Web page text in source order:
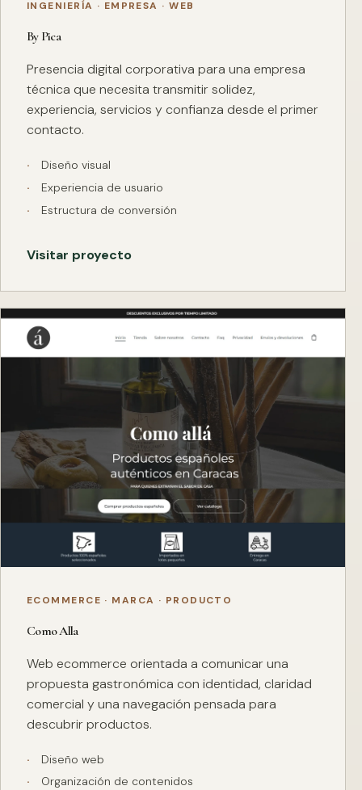
INGENIERÍA · EMPRESA · WEB
By Pica
Presencia digital corporativa para una empresa
técnica que necesita transmitir solidez,
experiencia, servicios y confianza desde el primer
contacto.
Diseño visual
Experiencia de usuario
Estructura de conversión
Visitar proyecto
ECOMMERCE · MARCA · PRODUCTO
Como Alla
Web ecommerce orientada a comunicar una
propuesta gastronómica con identidad, claridad
comercial y una navegación pensada para
descubrir productos.
Diseño web
Organización de contenidos